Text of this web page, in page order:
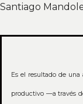
Santiago
Es el resultado de
productivo —a través